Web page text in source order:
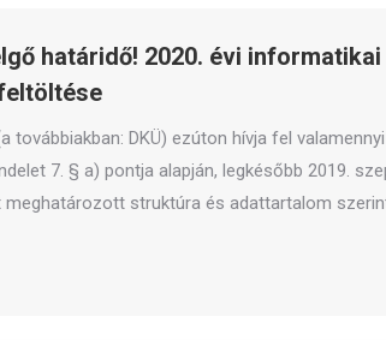
határidő! 2020. évi
továbbiakban: DKÜ) ezúton hívja fel
7. § a) pontja alapján, legkésőbb 2019.
struktúra és adattartalom